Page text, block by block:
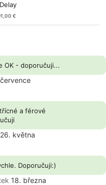
€
OK - doporučuji...
července
a férové
26. května
Doporučuji:)
18. března